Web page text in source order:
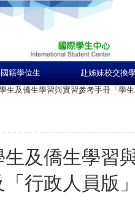
籍學位生 赴姊妹校交換
學生及僑生學習與實習參考手冊「學
生及僑生學習
行政人員版